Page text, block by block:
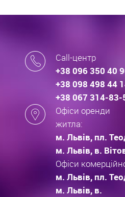
Call-центр
+38 096 350 40
+38 098 498 44
+38 067 314-83-
Офіси оренди
житла:
м. Львів, пл.
м. Львів, в.
Офіси
м. Львів, пл.
м. Львів, в.